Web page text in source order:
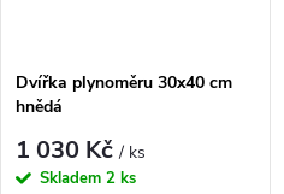
Dvířka plynoměru 30x40 cm
hnědá
1 030 Kč/ ks
Skladem 2 ks